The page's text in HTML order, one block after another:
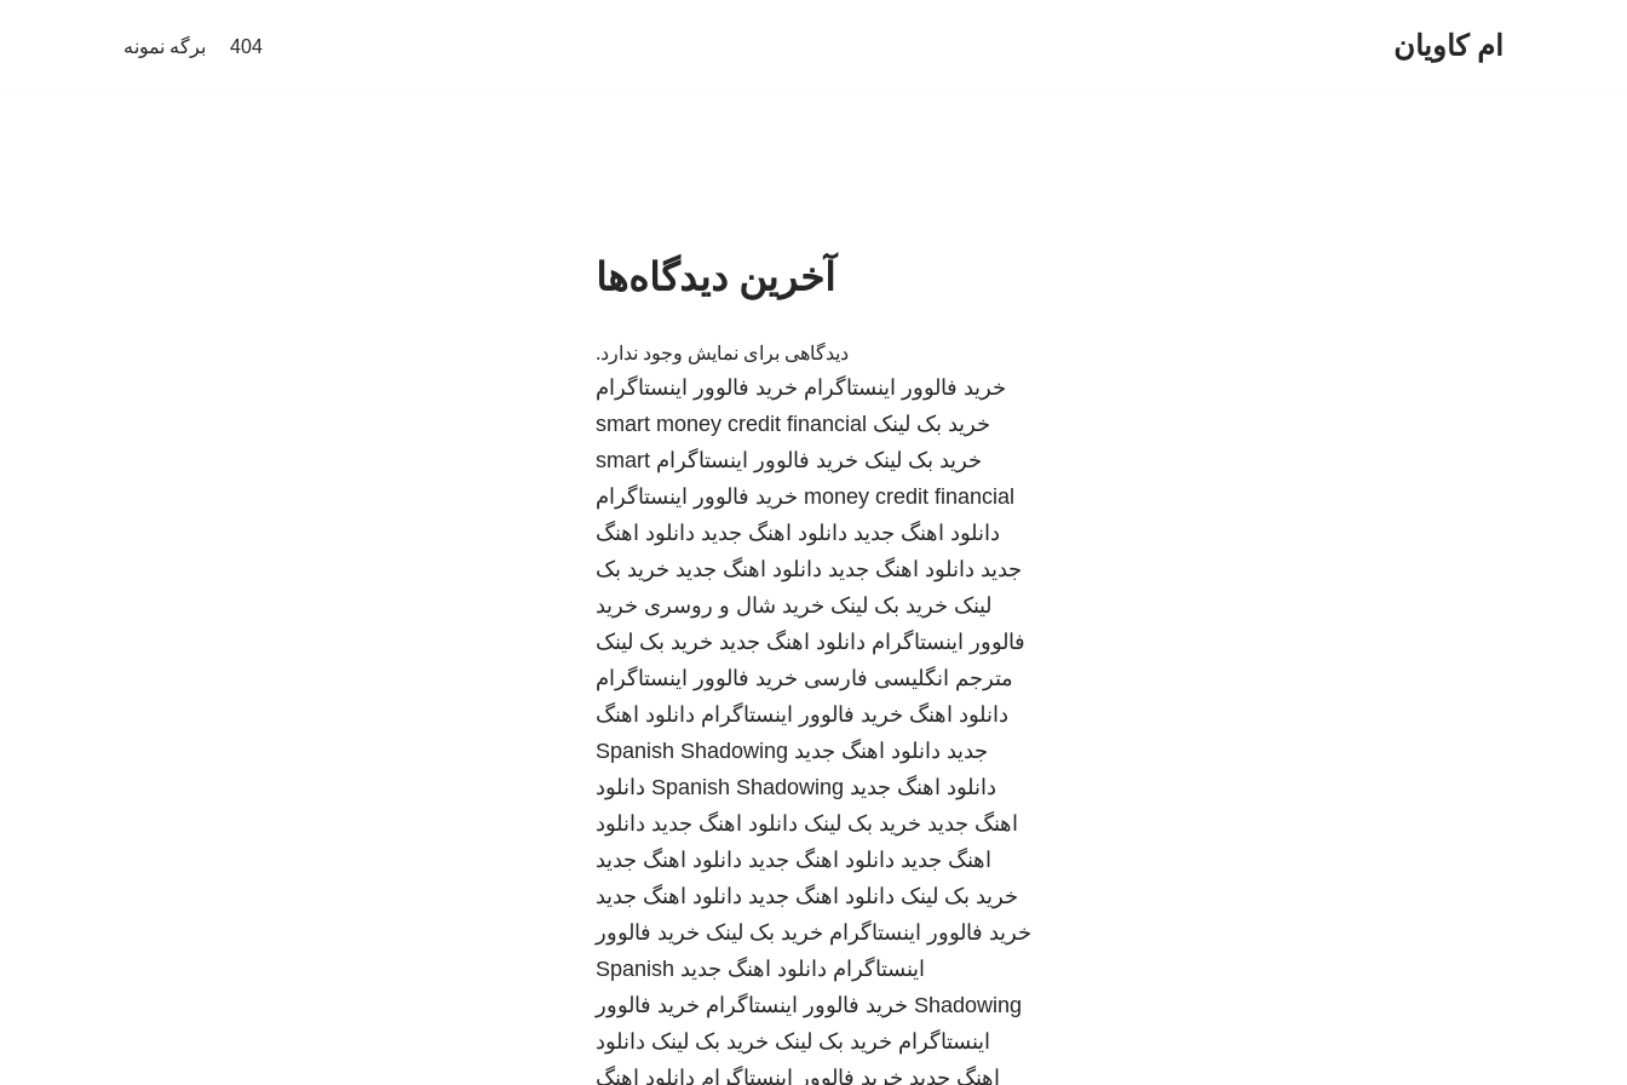
ام کاویان 404 برگه نمونه
آخرین دیدگاه‌ها
دیدگاهی برای نمایش وجود ندارد.
خرید فالوور اینستاگرام خرید فالوور اینستاگرام
خرید بک لینک smart money credit financial
خرید بک لینک خرید فالوور اینستاگرام smart
money credit financial خرید فالوور اینستاگرام
دانلود اهنگ جدید دانلود اهنگ جدید دانلود اهنگ
جدید دانلود اهنگ جدید دانلود اهنگ جدید خرید بک
لینک خرید بک لینک خرید شال و روسری خرید
فالوور اینستاگرام دانلود اهنگ جدید خرید بک لینک
مترجم انگلیسی فارسی خرید فالوور اینستاگرام
دانلود اهنگ خرید فالوور اینستاگرام دانلود اهنگ
جدید دانلود اهنگ جدید Spanish Shadowing
دانلود اهنگ جدید Spanish Shadowing دانلود
اهنگ جدید خرید بک لینک دانلود اهنگ جدید دانلود
اهنگ جدید دانلود اهنگ جدید دانلود اهنگ جدید
خرید بک لینک دانلود اهنگ جدید دانلود اهنگ جدید
خرید فالوور اینستاگرام خرید بک لینک خرید فالوور
اینستاگرام دانلود اهنگ جدید Spanish
Shadowing خرید فالوور اینستاگرام خرید فالوور
اینستاگرام خرید بک لینک خرید بک لینک دانلود
اهنگ جدید خرید فالوور اینستاگرام دانلود اهنگ